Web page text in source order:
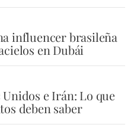
influencer brasileña
en Dubái
e Irán: Lo que
deben saber